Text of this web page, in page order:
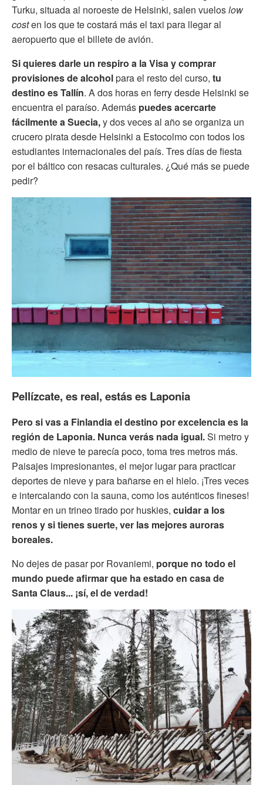
Turku, situada al noroeste de Helsinki, salen vueloslow
costen los que te costará más el taxi para llegar al
aeropuerto que el billete de avión.
Si quieres darle un respiro a la Visa y comprar
provisiones de alcoholpara el resto del curso, tu
destino es Tallín. A dos horas en ferry desde Helsinki se
encuentra el paraíso. Además puedes acercarte
fácilmente a Suecia,y dos veces al año se organiza un
crucero pirata desde Helsinki a Estocolmo con todos los
estudiantes internacionales del país. Tres días de fiesta
por el báltico con resacas culturales. ¿Qué más se puede
pedir?
Pellízcate, es real, estás es Laponia
Pero si vas a Finlandia el destino por excelencia es la
región de Laponia. Nunca verás nada igual.Si metro y
medio de nieve te parecía poco, toma tres metros más.
Paisajes impresionantes, el mejor lugar para practicar
deportes de nieve y para bañarse en el hielo. ¡Tres veces
e intercalando con la sauna, como los auténticos fineses!
Montar en un trineo tirado por huskies, cuidar a los
renos y si tienes suerte, ver las mejores auroras
boreales.
No dejes de pasar por Rovaniemi, porque no todo el
mundo puede afirmar que ha estado en casa de
Santa Claus... ¡sí, el de verdad!